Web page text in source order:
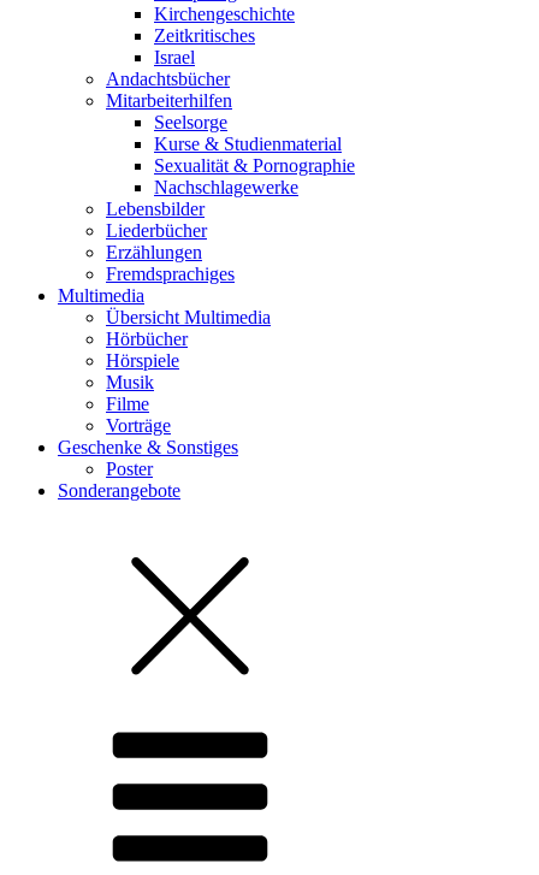
Kirchengeschichte
Zeitkritisches
Israel
Andachtsbücher
Mitarbeiterhilfen
Seelsorge
Kurse & Studienmaterial
Sexualität & Pornographie
Nachschlagewerke
Lebensbilder
Liederbücher
Erzählungen
Fremdsprachiges
Multimedia
Übersicht Multimedia
Hörbücher
Hörspiele
Musik
Filme
Vorträge
Geschenke & Sonstiges
Poster
Sonderangebote